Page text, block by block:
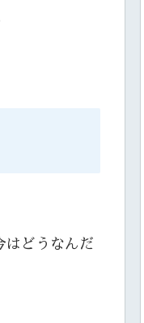
はどうなんだ